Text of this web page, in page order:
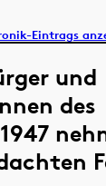
Eintrags
und
des